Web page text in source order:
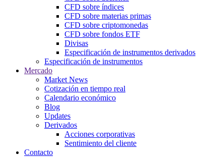
CFD sobre índices
CFD sobre materias primas
CFD sobre criptomonedas
CFD sobre fondos ETF
Divisas
Especificación de instrumentos derivados
Especificación de instrumentos
Mercado
Market News
Cotización en tiempo real
Calendario económico
Blog
Updates
Derivados
Acciones corporativas
Sentimiento del cliente
Contacto